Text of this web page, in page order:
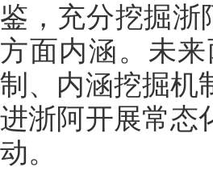
鉴，充分挖掘浙
方面内涵。未
制、内涵挖掘机
进浙阿开展常态
动。